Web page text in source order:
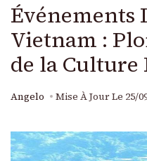
Événements
Vietnam :
de la Culture
Angelo Mise À Jour Le 25/